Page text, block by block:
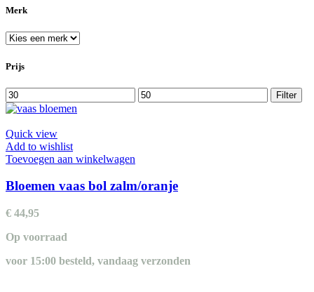
Merk
Prijs
Min.
prijs
Max.
prijs
Filter
Quick view
Add to wishlist
Toevoegen aan winkelwagen
Bloemen vaas bol zalm/oranje
€ 44,95
Op voorraad
voor 15:00 besteld, vandaag verzonden